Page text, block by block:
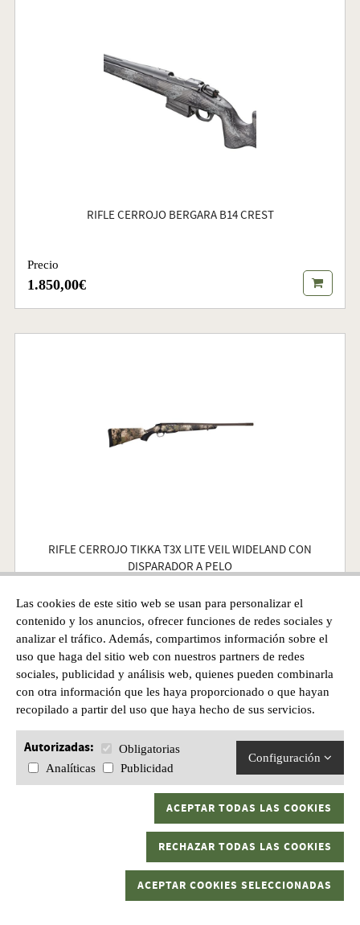
Las cookies de este sitio web se usan para personalizar el
contenido y los anuncios, ofrecer funciones de redes sociales y
analizar el tráfico. Además, compartimos información sobre el
uso que haga del sitio web con nuestros partners de redes
sociales, publicidad y análisis web, quienes pueden combinarla
con otra información que les haya proporcionado o que hayan
recopilado a partir del uso que haya hecho de sus servicios.
Autorizadas:
Obligatorias
Analíticas
Publicidad
Configuración
ACEPTAR TODAS LAS COOKIES
RECHAZAR TODAS LAS COOKIES
ACEPTAR COOKIES SELECCIONADAS
RIFLE CERROJO BERGARA B14 CREST
Precio
1.850,00€
RIFLE CERROJO TIKKA T3X LITE VEIL WIDELAND CON
DISPARADOR A PELO
Precio
1.975,00€